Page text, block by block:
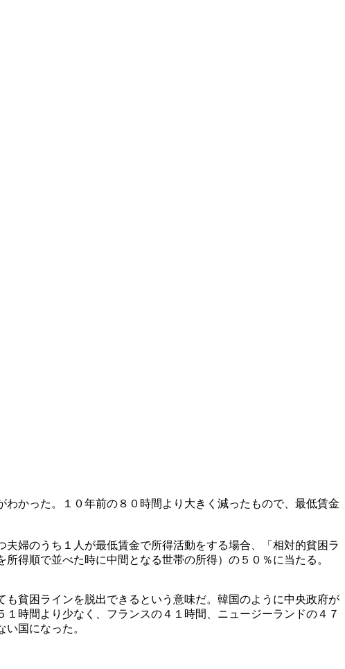
かった。１０年前の８０時間より大きく減ったもので、最低賃金
婦のうち１人が最低賃金で所得活動をする場合、「相対的貧困ラ
得順で並べた時に中間となる世帯の所得）の５０％に当たる。
貧困ラインを脱出できるという意味だ。韓国のように中央政府が
時間より少なく、フランスの４１時間、ニュージーランドの４７
国になった。